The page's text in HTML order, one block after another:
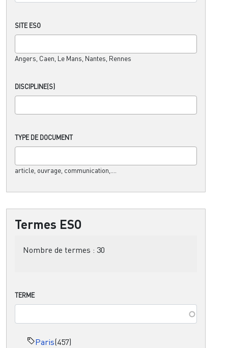
SITE ESO
Angers, Caen, Le Mans, Nantes, Rennes
DISCIPLINE(S)
TYPE DE DOCUMENT
article, ouvrage, communication,....
Termes ESO
Nombre de termes : 30
TERME
Paris(457)